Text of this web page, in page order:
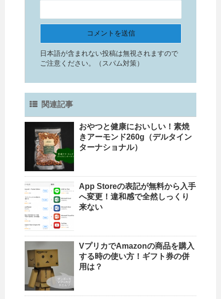
日本語が含まれない投稿は無視されますので
ご注意ください。（スパム対策）
関連記事
おやつと健康においしい！素焼
きアーモンド260g（デルタイン
ターナショナル）
App Storeの表記が無料から入手
へ変更！違和感で全然しっくり
来ない
VプリカでAmazonの商品を購入
する時の使い方！ギフト券の併
用は？